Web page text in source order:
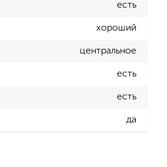
есть
хороший
центральное
есть
есть
да